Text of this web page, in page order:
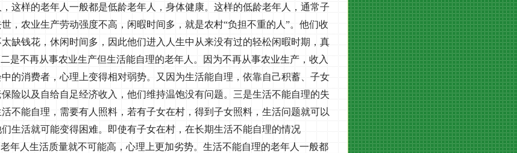
这样的老年人一般都是低龄老年人，身体健康。这样的低龄老年人，通常子
，农业生产劳动强度不高，闲暇时间多，就是农村“负担不重的人”。他们收
缺钱花，休闲时间多，因此他们进入人生中从来没有过的轻松闲暇时期，真
是不再从事农业生产但生活能自理的老年人。因为不再从事农业生产，收入
的消费者，心理上变得相对弱势。又因为生活能自理，依靠自己积蓄、子女
险以及自给自足经济收入，他们维持温饱没有问题。三是生活不能自理的失
不能自理，需要有人照料，若有子女在村，得到子女照料，生活问题就可以
生活就可能变得困难。即使有子女在村，在长期生活不能自理的情况
年人生活质量就不可能高，心理上更加劣势。生活不能自理的老年人一般都